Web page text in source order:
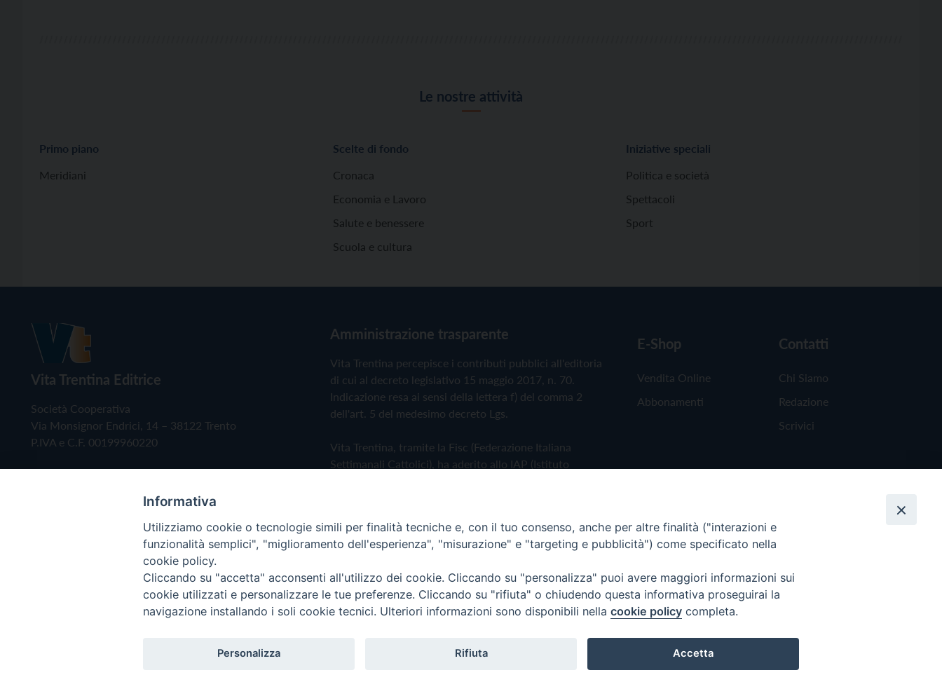
Le nostre attività
Primo piano
Meridiani
Scelte di fondo
Cronaca
Economia e Lavoro
Salute e benessere
Scuola e cultura
Iniziative speciali
Politica e società
Spettacoli
Sport
Vita Trentina Editrice
Società Cooperativa
Via Monsignor Endrici, 14 – 38122 Trento
P.IVA e C.F. 00199960220
Amministrazione trasparente
Vita Trentina percepisce i contributi pubblici all'editoria
di cui al decreto legislativo 15 maggio 2017, n. 70.
Indicazione resa ai sensi della lettera f) del comma 2
dell'art. 5 del medesimo decreto Lgs.
Vita Trentina, tramite la Fisc (Federazione Italiana
Settimanali Cattolici), ha aderito allo IAP (Istituto
Privacy Policy Cookie Policy
E-Shop
Vendita Online
Abbonamenti
Contatti
Chi Siamo
Redazione
Scrivici
Copyright © 2019 - Tutti i diritti riservati - Vita Trentina Editrice
Informativa
Utilizziamo cookie o tecnologie simili per finalità tecniche e, con il tuo consenso, anche per altre finalità ("interazioni e
funzionalità semplici", "miglioramento dell'esperienza", "misurazione" e "targeting e pubblicità") come specificato nella
cookie policy.
Cliccando su "accetta" acconsenti all'utilizzo dei cookie. Cliccando su "personalizza" puoi avere maggiori informazioni sui
cookie utilizzati e personalizzare le tue preferenze. Cliccando su "rifiuta" o chiudendo questa informativa proseguirai la
navigazione installando i soli cookie tecnici. Ulteriori informazioni sono disponibili nella cookie policy completa.
Personalizza Rifiuta Accetta